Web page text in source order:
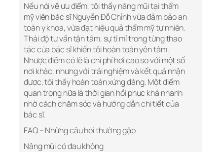
Nếu nói về ưu điểm, tôi thấy nâng mũi tại thẩm
mỹ viện bác sĩ Nguyễn Đỗ Chỉnh vừa đảm bảo an
toàn y khoa, vừa đạt hiệu quả thẩm mỹ tự nhiên.
Thái độ tư vấn tận tâm, sự tỉ mỉ trong từng thao
tác của bác sĩ khiến tôi hoàn toàn yên tâm.
Nhược điểm có lẽ là chi phí hơi cao so với một số
nơi khác, nhưng với trải nghiệm và kết quả nhận
được, tôi thấy hoàn toàn xứng đáng. Một điểm
quan trọng nữa là thời gian hồi phục khá nhanh
nhờ cách chăm sóc và hướng dẫn chi tiết của
bác sĩ.
FAQ – Những câu hỏi thường gặp
Nâng mũi có đau không